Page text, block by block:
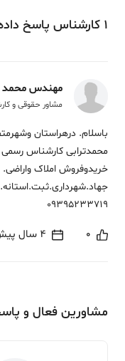
1 کارشناس پاسخ
مهندس محمد
مشاور حقوقی و
باسلام. درهراستان
محمدترابی کارشناس
خریدوفروش املاک واراضی.
09395233719
0 4 سال پیش
مشاورین فعال و